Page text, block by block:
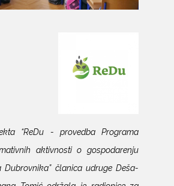
“ReDu - provedba Programa
aktivnosti o gospodarenju
Dubrovnika” članica udruge Deša-